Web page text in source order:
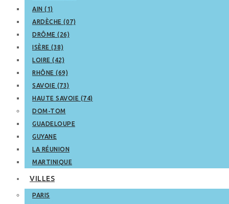
AIN (1)
ARDÈCHE (07)
DRÔME (26)
ISÈRE (38)
LOIRE (42)
RHÔNE (69)
SAVOIE (73)
HAUTE SAVOIE (74)
DOM-TOM
GUADELOUPE
GUYANE
LA RÉUNION
MARTINIQUE
VILLES
PARIS